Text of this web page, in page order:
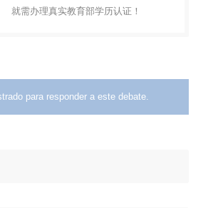
就需办理真实教育部学历认证！
para responder a este debate.